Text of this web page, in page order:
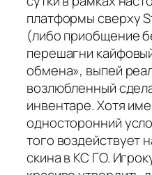
платформы сверху
(либо приобщение
перешагни
обмена», выпей
возлюбленный
инвентаре. Хотя
односторонний
того воздействует
скина в КС ГО.